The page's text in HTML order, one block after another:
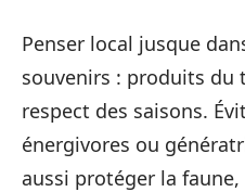
Penser local jusque
souvenirs : produits du
respect des saisons.
énergivores ou
aussi protéger la